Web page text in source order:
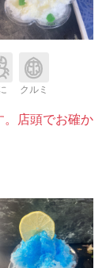
クルミ
店頭でお確か